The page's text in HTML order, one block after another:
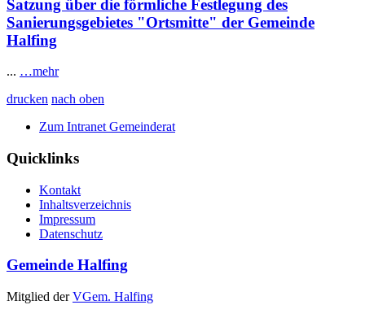
Satzung über die förmliche Festlegung des
Sanierungsgebietes "Ortsmitte" der Gemeinde
Halfing
... …mehr
drucken nach oben
Zum Intranet Gemeinderat
Quicklinks
Kontakt
Inhaltsverzeichnis
Impressum
Datenschutz
Gemeinde Halfing
Mitglied derVGem. Halfing